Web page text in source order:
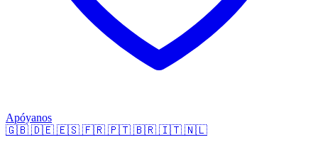
Apóyanos
🇬🇧 🇩🇪 🇪🇸 🇫🇷 🇵🇹 🇧🇷 🇮🇹 🇳🇱